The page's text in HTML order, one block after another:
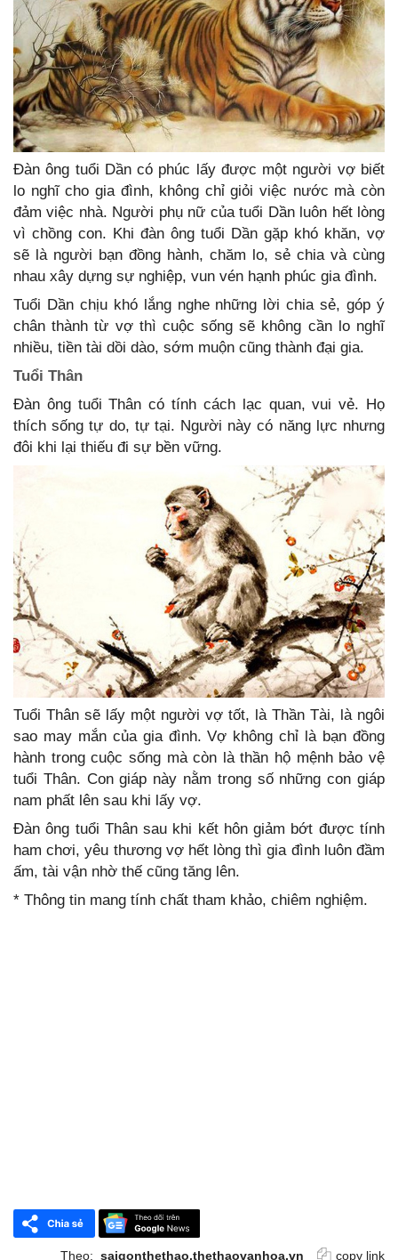
Đàn ông tuổi Dần có phúc lấy được một người vợ biết
lo nghĩ cho gia đình, không chỉ giỏi việc nước mà còn
đảm việc nhà. Người phụ nữ của tuổi Dần luôn hết lòng
vì chồng con. Khi đàn ông tuổi Dần gặp khó khăn, vợ
sẽ là người bạn đồng hành, chăm lo, sẻ chia và cùng
nhau xây dựng sự nghiệp, vun vén hạnh phúc gia đình.
Tuổi Dần chịu khó lắng nghe những lời chia sẻ, góp ý
chân thành từ vợ thì cuộc sống sẽ không cần lo nghĩ
nhiều, tiền tài dồi dào, sớm muộn cũng thành đại gia.
Tuổi Thân
Đàn ông tuổi Thân có tính cách lạc quan, vui vẻ. Họ
thích sống tự do, tự tại. Người này có năng lực nhưng
đôi khi lại thiếu đi sự bền vững.
Tuổi Thân sẽ lấy một người vợ tốt, là Thần Tài, là ngôi
sao may mắn của gia đình. Vợ không chỉ là bạn đồng
hành trong cuộc sống mà còn là thần hộ mệnh bảo vệ
tuổi Thân. Con giáp này nằm trong số những con giáp
nam phất lên sau khi lấy vợ.
Đàn ông tuổi Thân sau khi kết hôn giảm bớt được tính
ham chơi, yêu thương vợ hết lòng thì gia đình luôn đầm
ấm, tài vận nhờ thế cũng tăng lên.
* Thông tin mang tính chất tham khảo, chiêm nghiệm.
Theo: saigonthethao.thethaovanhoa.vn copy link